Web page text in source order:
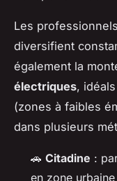
Les
diversifient
également la
électriques,
(zones à faibles
dans plusieurs
🚗 Citadine :
en zone urbaine